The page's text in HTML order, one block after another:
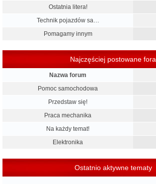
Ostatnia litera!
Technik pojazdów sa…
Pomagamy innym
Najczęściej postowane fora
Nazwa forum
Pomoc samochodowa
Przedstaw się!
Praca mechanika
Na każdy temat!
Elektronika
Ostatnio aktywne tematy